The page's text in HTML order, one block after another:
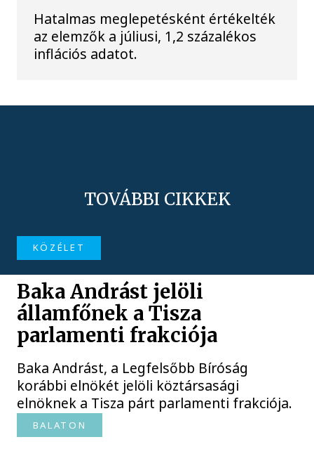
Hatalmas meglepetésként értékelték
az elemzők a júliusi, 1,2 százalékos
inflációs adatot.
TOVÁBBI CIKKEK
KÖZÉLET
Baka Andrást jelöli
államfőnek a Tisza
parlamenti frakciója
Baka Andrást, a Legfelsőbb Bíróság
korábbi elnökét jelöli köztársasági
elnöknek a Tisza párt parlamenti frakciója.
BALATON